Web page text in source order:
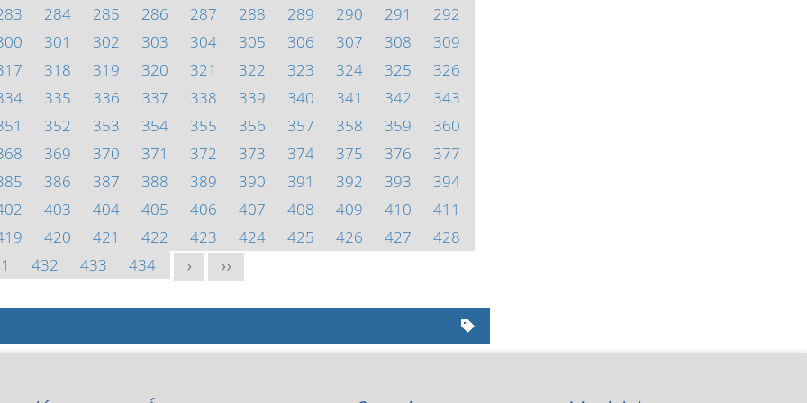
284 285 286 287 288 289 290 291
292
301 302 303 304 305 306 307 308
309
318 319 320 321 322 323 324 325
326
335 336 337 338 339 340 341 342
343
352 353 354 355 356 357 358 359
360
369 370 371 372 373 374 375 376
377
386 387 388 389 390 391 392 393
394
403 404 405 406 407 408 409 410
411
420 421 422 423 424 425 426 427
428
432 433 434 > >>